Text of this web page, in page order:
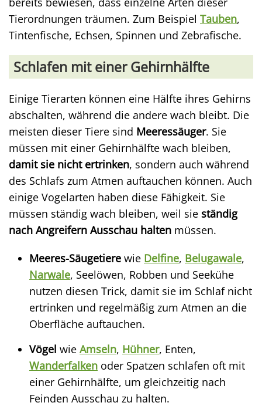
Tierordnungen träumen. Zum Beispiel Tauben,
Tintenfische, Echsen, Spinnen und Zebrafische.
Schlafen mit einer Gehirnhälfte
Einige Tierarten können eine Hälfte ihres Gehirns
abschalten, während die andere wach bleibt. Die
meisten dieser Tiere sind Meeressäuger. Sie
müssen mit einer Gehirnhälfte wach bleiben,
damit sie nicht ertrinken, sondern auch während
des Schlafs zum Atmen auftauchen können. Auch
einige Vogelarten haben diese Fähigkeit. Sie
müssen ständig wach bleiben, weil sie ständig
nach Angreifern Ausschau halten müssen.
Meeres-Säugetiere wie Delfine, Belugawale,
Narwale, Seelöwen, Robben und Seekühe
nutzen diesen Trick, damit sie im Schlaf nicht
ertrinken und regelmäßig zum Atmen an die
Oberfläche auftauchen.
Vögel wie Amseln, Hühner, Enten,
Wanderfalken oder Spatzen schlafen oft mit
einer Gehirnhälfte, um gleichzeitig nach
Feinden Ausschau zu halten.